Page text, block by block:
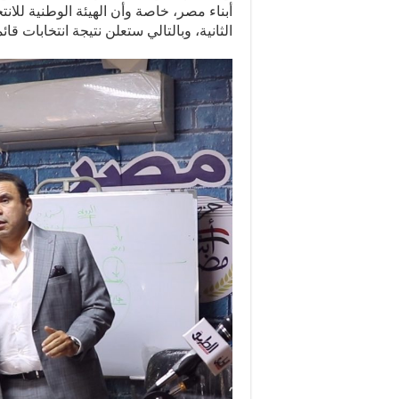
أبناء مصر، خاصة وأن الهيئة الوطنية
الثانية، وبالتالي ستعلن نتيجة انتخابات